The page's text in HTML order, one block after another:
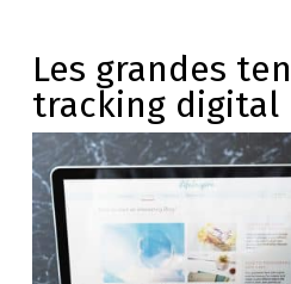
Les grandes
tracking digital